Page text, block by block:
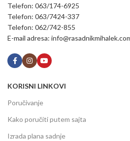
Telefon: 063/174-6925
Telefon: 063/7424-337
Telefon: 062/742-855
E-mail adresa:
KORISNI LINKOVI
Poručivanje
Kako poručiti putem sajta
Izrada plana sadnje